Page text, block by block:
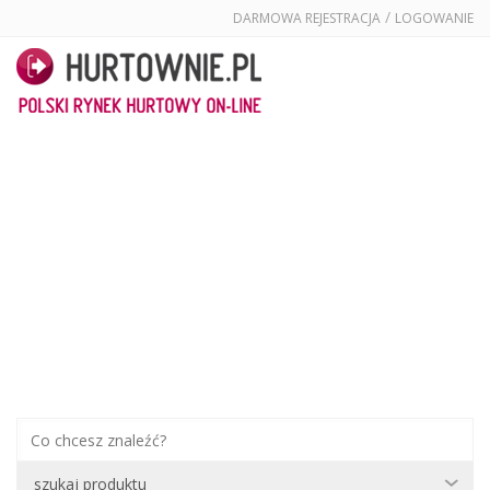
DARMOWA REJESTRACJA / LOGOWANIE